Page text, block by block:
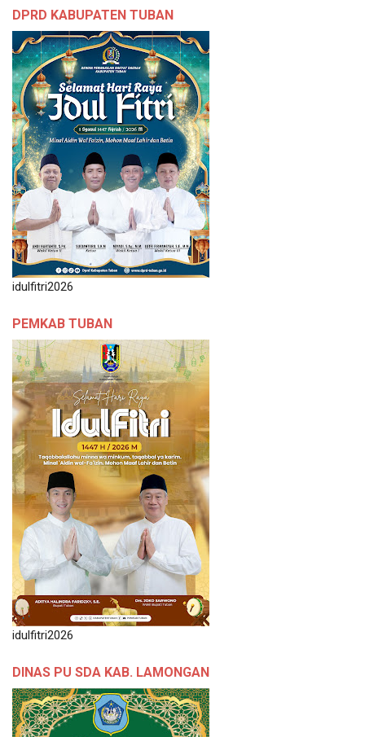
DPRD KABUPATEN TUBAN
idulfitri2026
PEMKAB TUBAN
idulfitri2026
DINAS PU SDA KAB. LAMONGAN